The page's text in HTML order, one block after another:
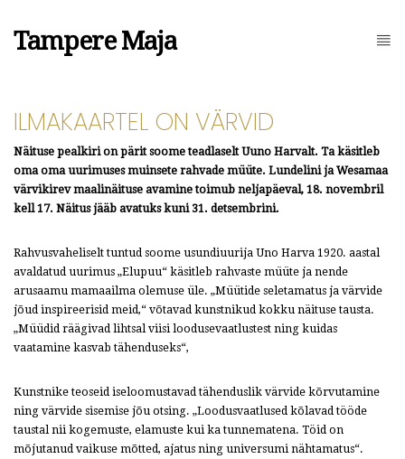
Tampere Maja
ILMAKAARTEL ON VÄRVID
Näituse pealkiri on pärit soome teadlaselt Uuno Harvalt. Ta käsitleb
oma oma uurimuses muinsete rahvade müüte. Lundelini ja Wesamaa
värvikirev maalinäituse avamine toimub neljapäeval, 18. novembril
kell 17. Näitus jääb avatuks kuni 31. detsembrini.
Rahvusvaheliselt tuntud soome usundiuurija Uno Harva 1920. aastal
avaldatud uurimus „Elupuu“ käsitleb rahvaste müüte ja nende
arusaamu mamaailma olemuse üle. „Müütide seletamatus ja värvide
jõud inspireerisid meid,“ võtavad kunstnikud kokku näituse tausta.
„Müüdid räägivad lihtsal viisi loodusevaatlustest ning kuidas
vaatamine kasvab tähenduseks“,
Kunstnike teoseid iseloomustavad tähenduslik värvide kõrvutamine
ning värvide sisemise jõu otsing. „Loodusvaatlused kõlavad tööde
taustal nii kogemuste, elamuste kui ka tunnematena. Töid on
mõjutanud vaikuse mõtted, ajatus ning universumi nähtamatus“.